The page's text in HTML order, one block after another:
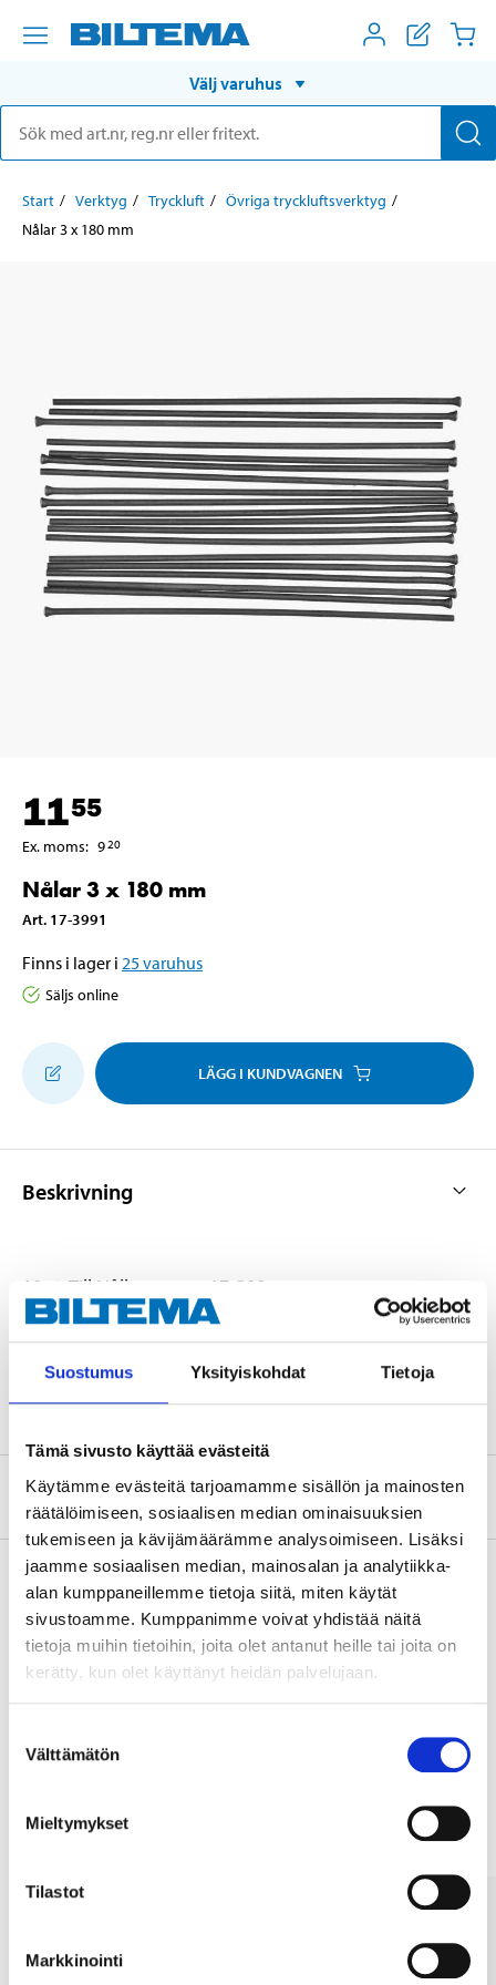
Suostumus Yksityiskohdat Tietoja
Tämä sivusto käyttää evästeitä
Käytämme evästeitä tarjoamamme sisällön ja mainosten
räätälöimiseen, sosiaalisen median ominaisuuksien
tukemiseen ja kävijämäärämme analysoimiseen. Lisäksi
jaamme sosiaalisen median, mainosalan ja analytiikka-
alan kumppaneillemme tietoja siitä, miten käytät
sivustoamme. Kumppanimme voivat yhdistää näitä
tietoja muihin tietoihin, joita olet antanut heille tai joita on
kerätty, kun olet käyttänyt heidän palvelujaan.
valinta
Välttämätön
Mieltymykset
Tilastot
Markkinointi
Välj varuhus
Start Verktyg Tryckluft
Övriga tryckluftsverktyg
Nålar 3 x 180 mm
1155
Ex. moms: 920
Nålar 3 x 180 mm
Art. 17-3991
Finns i lager i 25varuhus
Säljs online
LÄGG I KUNDVAGNEN
Beskrivning
19 st. Till Nålhammare 17-399.
Om tillverkaren
Köp & Hämta
Köp & Hämta i ditt varuhus inom 2 timmar!